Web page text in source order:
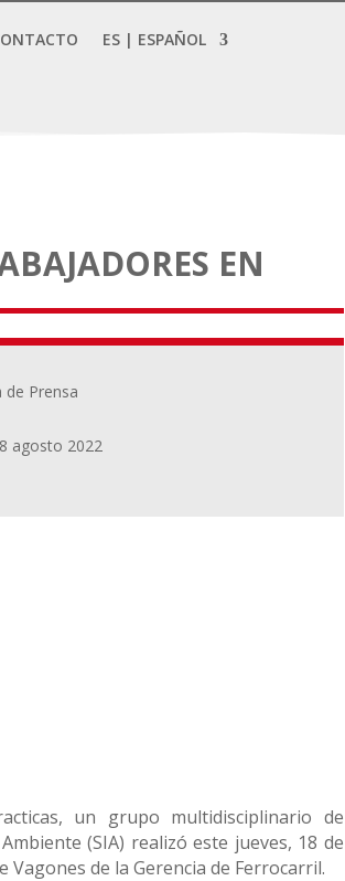
ES | ESPAÑOL
EN
de Prensa
agosto 2022
un grupo multidisciplinario de
(SIA) realizó este jueves, 18 de
de la Gerencia de Ferrocarril.